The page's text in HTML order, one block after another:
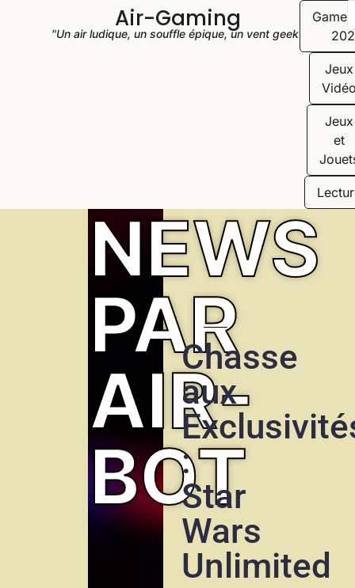
Air-Gaming
"Un air ludique, un souffle épique, un vent geek"
Jeux
Jeux
et
NEWS
PAR
AIR-
BOT
Chasse
aux
:
Star
Wars
Unlimited